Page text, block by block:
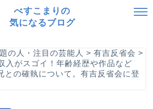
べすこまりの
気になるブログ
の人・注目の芸能人 > 有吉反省会 >
入がスゴイ！年齢経歴や作品など
との確執について。有吉反省会に登